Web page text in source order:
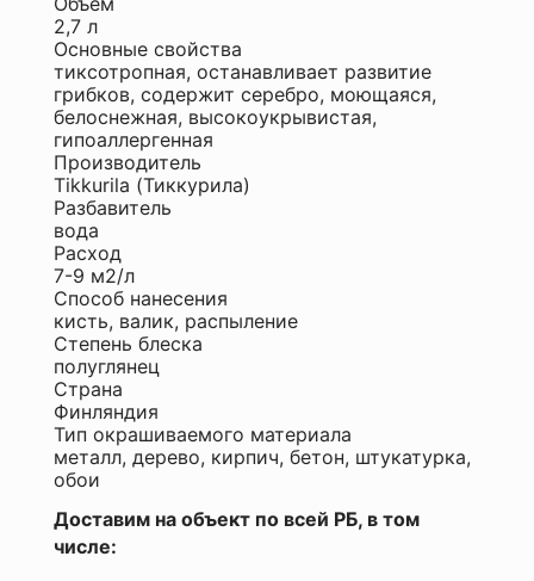
2,7 л
Основные свойства
тиксотропная, останавливает развитие
грибков, содержит серебро, моющаяся,
белоснежная, высокоукрывистая,
гипоаллергенная
Производитель
Tikkurila (Тиккурила)
Разбавитель
вода
Расход
7-9 м2/л
Способ нанесения
кисть, валик, распыление
Степень блеска
полуглянец
Страна
Финляндия
Тип окрашиваемого материала
металл, дерево, кирпич, бетон, штукатурка,
обои
Комментарий
Я
согласен
с
Политикой
конфиденциальности
данного
сайта
Доставим на объект по всей РБ, в том
числе: